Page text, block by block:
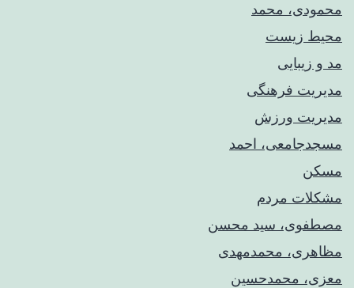
محمودی، محمد
محیط زیست
مد و زیبایی
مدیریت فرهنگی
مدیریت ورزش
مسجدجامعی، احمد
مسکن
مشکلات مردم
مصطفوی، سید محسن
مظاهری، محمدمهدی
معزی، محمدحسین